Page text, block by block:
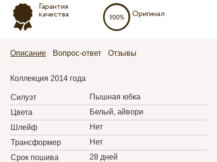
Гарантия
качества Оригинал
Описание Вопрос-ответ Отзывы
Коллекция 2014 года
Силуэт
Пышная юбка
Цвета
Белый, айвори
Шлейф
Нет
Трансформер
Нет
Срок пошива
28 дней